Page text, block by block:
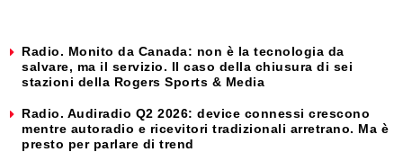
Radio. Monito da Canada: non è la tecnologia da
salvare, ma il servizio. Il caso della chiusura di sei
stazioni della Rogers Sports & Media
Radio. Audiradio Q2 2026: device connessi crescono
mentre autoradio e ricevitori tradizionali arretrano. Ma è
presto per parlare di trend